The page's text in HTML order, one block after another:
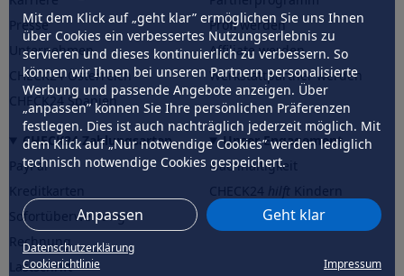
Mit dem Klick auf „geht klar” ermöglichen Sie uns Ihnen
über Cookies ein verbessertes Nutzungserlebnis zu
servieren und dieses kontinuierlich zu verbessern. So
können wir Ihnen bei unseren Partnern personalisierte
Werbung und passende Angebote anzeigen. Über
„anpassen” können Sie Ihre persönlichen Präferenzen
festlegen. Dies ist auch nachträglich jederzeit möglich. Mit
dem Klick auf „Nur notwendige Cookies” werden lediglich
technisch notwendige Cookies gespeichert.
Anpassen Geht klar
Datenschutzerklärung
Cookierichtlinie
Impressum
Presse
Unternehmen
CHECK24 Österreich
CHECK24 Spanien
Profi werden
Affiliate werden
Werkstattpartner werden
CHECK24 Zahlungsarten
PayPal
Sofortüberweisung
Rechnung
Lastschrift
Unser Engagement
Nachhaltigkeit
CHECK24hilftder Natur